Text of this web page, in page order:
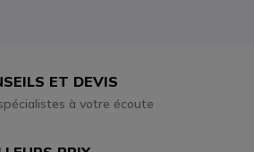
ET DEVIS
à votre écoute